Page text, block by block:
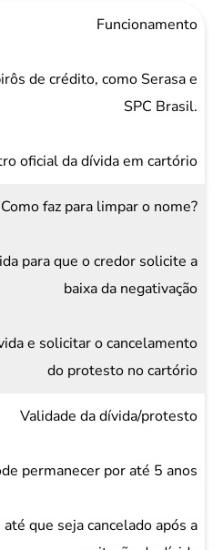
Funcionamento
de crédito, como Serasa e
SPC Brasil.
oficial da dívida em cartório
Como faz para limpar o nome?
para que o credor solicite a
baixa da negativação
e solicitar o cancelamento
do protesto no cartório
Validade da dívida/protesto
permanecer por até 5 anos
que seja cancelado após a